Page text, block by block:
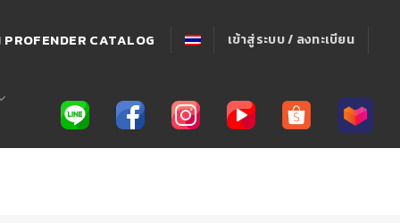
PROFENDER CATALOG เข้าสู่ระบบ / ลงทะเบียน